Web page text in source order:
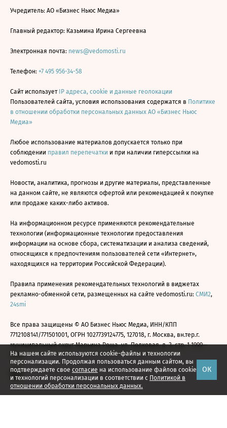
На нашем сайте используются cookie-файлы и технологии
персонализации. Продолжая пользоваться данным сайтом, вы
подтверждаете свое согласие на использование файлов cookie
и технологий персонализации в соответствии с Политикой в
отношении обработки персональных данных.
ОК
Учредитель: АО «Бизнес Ньюс Медиа»
Главный редактор: Казьмина Ирина Сергеевна
Электронная почта: news@vedomosti.ru
Телефон: +7 495 956-34-58
Сайт использует IP адреса, cookie и данные геолокации
Пользователей сайта, условия использования содержатся в Политике
в отношении обработки персональных данных АО «Бизнес Ньюс
Медиа»
Любое использование материалов допускается только при
соблюдении правил перепечатки и при наличии гиперссылки на
vedomosti.ru
Новости, аналитика, прогнозы и другие материалы, представленные
на данном сайте, не являются офертой или рекомендацией к покупке
или продаже каких-либо активов.
На информационном ресурсе применяются рекомендательные
технологии (информационные технологии предоставления
информации на основе сбора, систематизации и анализа сведений,
относящихся к предпочтениям пользователей сети «Интернет»,
находящихся на территории Российской Федерации).
Правила применения рекомендательных технологий в виджетах
рекламно-обменной сети, размещенных на сайте vedomosti.ru: СМИ2,
24smi
Все права защищены © АО Бизнес Ньюс Медиа, ИНН/КПП
7712108141/771501001, ОГРН 1027739124775, 127018, г. Москва, вн.тер.г.
муниципальный округ Марьина Роща, ул. Полковая, д. 3, стр. 1 1999—
2026